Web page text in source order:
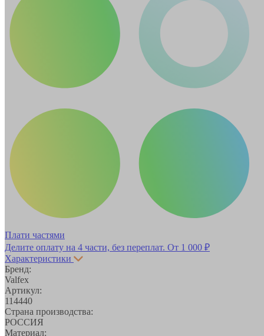
Плати частями
Делите оплату на 4 части, без переплат. От 1 000 ₽
Характеристики
Бренд:
Valfex
Артикул:
114440
Страна производства:
РОССИЯ
Материал: